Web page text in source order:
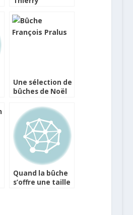
Noël
Une sélection de
bûches de Noël
Quand la bûche
s’offre une taille